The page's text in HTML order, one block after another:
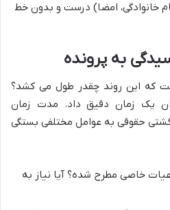
خانوادگی، امضا) درست و بدون خط
به پرونده
که این روند چقدر طول می کشد؟
یک زمان دقیق داد. مدت زمان
حقوقی به عوامل مختلفی بستگی
خاصی مطرح شده؟ آیا نیاز به